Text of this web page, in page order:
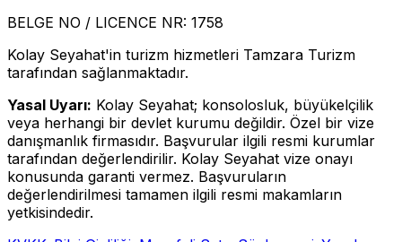
BELGE NO / LICENCE NR: 1758
Kolay Seyahat'in turizm hizmetleri Tamzara Turizm
tarafından sağlanmaktadır.
Yasal Uyarı: Kolay Seyahat; konsolosluk, büyükelçilik
veya herhangi bir devlet kurumu değildir. Özel bir vize
danışmanlık firmasıdır. Başvurular ilgili resmi kurumlar
tarafından değerlendirilir. Kolay Seyahat vize onayı
konusunda garanti vermez. Başvuruların
değerlendirilmesi tamamen ilgili resmi makamların
yetkisindedir.